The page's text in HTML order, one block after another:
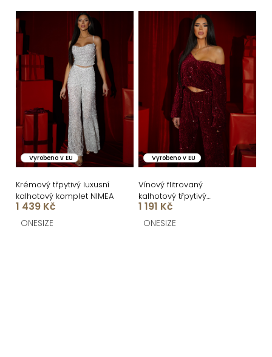
ů
Vyrobeno v EU
Krémový třpytivý luxusní
kalhotový komplet NIMEA
1 439 Kč
ONESIZE
Vyrobeno v EU
Vínový flitrovaný
kalhotový třpytivý
komplet BEMARI
1 191 Kč
ONESIZE